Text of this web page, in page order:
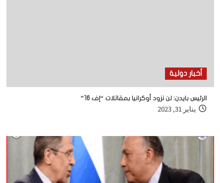
أخبار دولية
الرئيس بايدن: لن نزود أوكرانيا بمقاتلات “إف 16”
يناير 31, 2023